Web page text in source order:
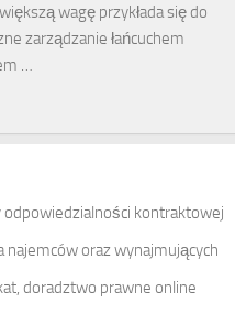
wagę przykłada się do
zarządzanie łańcuchem
…
odpowiedzialności kontraktowej
najemców oraz wynajmujących
doradztwo prawne online